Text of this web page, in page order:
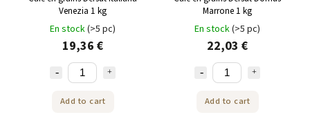
Venezia 1 kg
En stock(>5 pc)
19,36 €
Add to cart
Marrone 1 kg
En stock(>5 pc)
22,03 €
Add to cart